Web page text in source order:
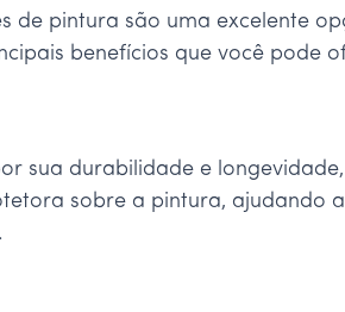
de pintura são uma excelente
benefícios que você pode
sua durabilidade e
sobre a pintura, ajudando